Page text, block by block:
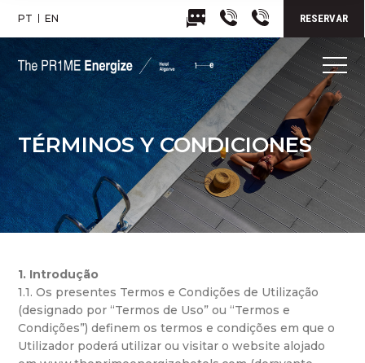
PT EN RESERVAR
TÉRMINOS Y CONDICIONES
1. Introdução
1.1. Os presentes Termos e Condições de Utilização
(designado por “Termos de Uso” ou “Termos e
Condições”) definem os termos e condições em que o
Utilizador poderá utilizar ou visitar o website alojado